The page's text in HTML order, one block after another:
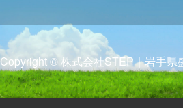
Copyright © 株式会社STEP｜岩手県